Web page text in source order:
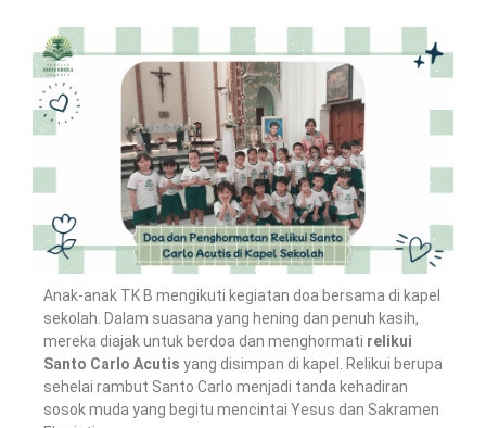
Anak-anak TK B mengikuti kegiatan doa bersama di kapel
sekolah. Dalam suasana yang hening dan penuh kasih,
mereka diajak untuk berdoa dan menghormati relikui
Santo Carlo Acutis yang disimpan di kapel. Relikui berupa
sehelai rambut Santo Carlo menjadi tanda kehadiran
sosok muda yang begitu mencintai Yesus dan Sakramen